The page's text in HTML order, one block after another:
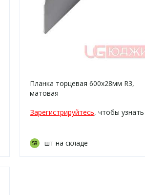
Планка торцевая 600х28мм R3,
матовая
Зарегистрируйтесь, чтобы
58 шт на складе